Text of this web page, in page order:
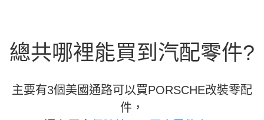
總共哪裡能買到汽配零件?
主要有3個美國通路可以買PORSCHE改裝零配
件，